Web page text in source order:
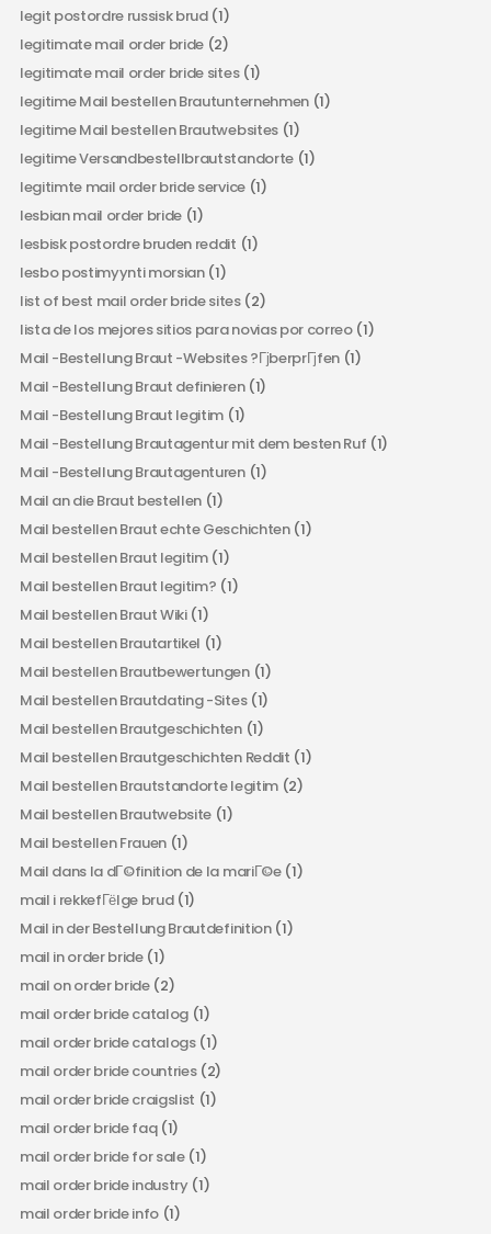
legit postordre russisk brud(1)
legitimate mail order bride (2)
legitimate mail order bride sites(1)
legitime Mail bestellen Brautunternehmen(1)
legitime Mail bestellen Brautwebsites(1)
legitime Versandbestellbrautstandorte(1)
legitimte mail order bride service(1)
lesbian mail order bride (1)
lesbisk postordre bruden reddit (1)
lesbo postimyynti morsian(1)
list of best mail order bride sites(2)
lista de los mejores sitios para novias por correo(1)
Mail -Bestellung Braut -Websites ?ГјberprГјfen(1)
Mail -Bestellung Braut definieren(1)
Mail -Bestellung Braut legitim (1)
Mail -Bestellung Brautagentur mit dem besten Ruf (1)
Mail -Bestellung Brautagenturen(1)
Mail an die Braut bestellen (1)
Mail bestellen Braut echte Geschichten(1)
Mail bestellen Braut legitim(1)
Mail bestellen Braut legitim? (1)
Mail bestellen Braut Wiki(1)
Mail bestellen Brautartikel (1)
Mail bestellen Brautbewertungen(1)
Mail bestellen Brautdating -Sites(1)
Mail bestellen Brautgeschichten(1)
Mail bestellen Brautgeschichten Reddit (1)
Mail bestellen Brautstandorte legitim(2)
Mail bestellen Brautwebsite (1)
Mail bestellen Frauen (1)
Mail dans la dГ©finition de la mariГ©e(1)
mail i rekkefГёlge brud(1)
Mail in der Bestellung Brautdefinition(1)
mail in order bride(1)
mail on order bride(2)
mail order bride catalog (1)
mail order bride catalogs(1)
mail order bride countries(2)
mail order bride craigslist (1)
mail order bride faq(1)
mail order bride for sale(1)
mail order bride industry(1)
mail order bride info (1)